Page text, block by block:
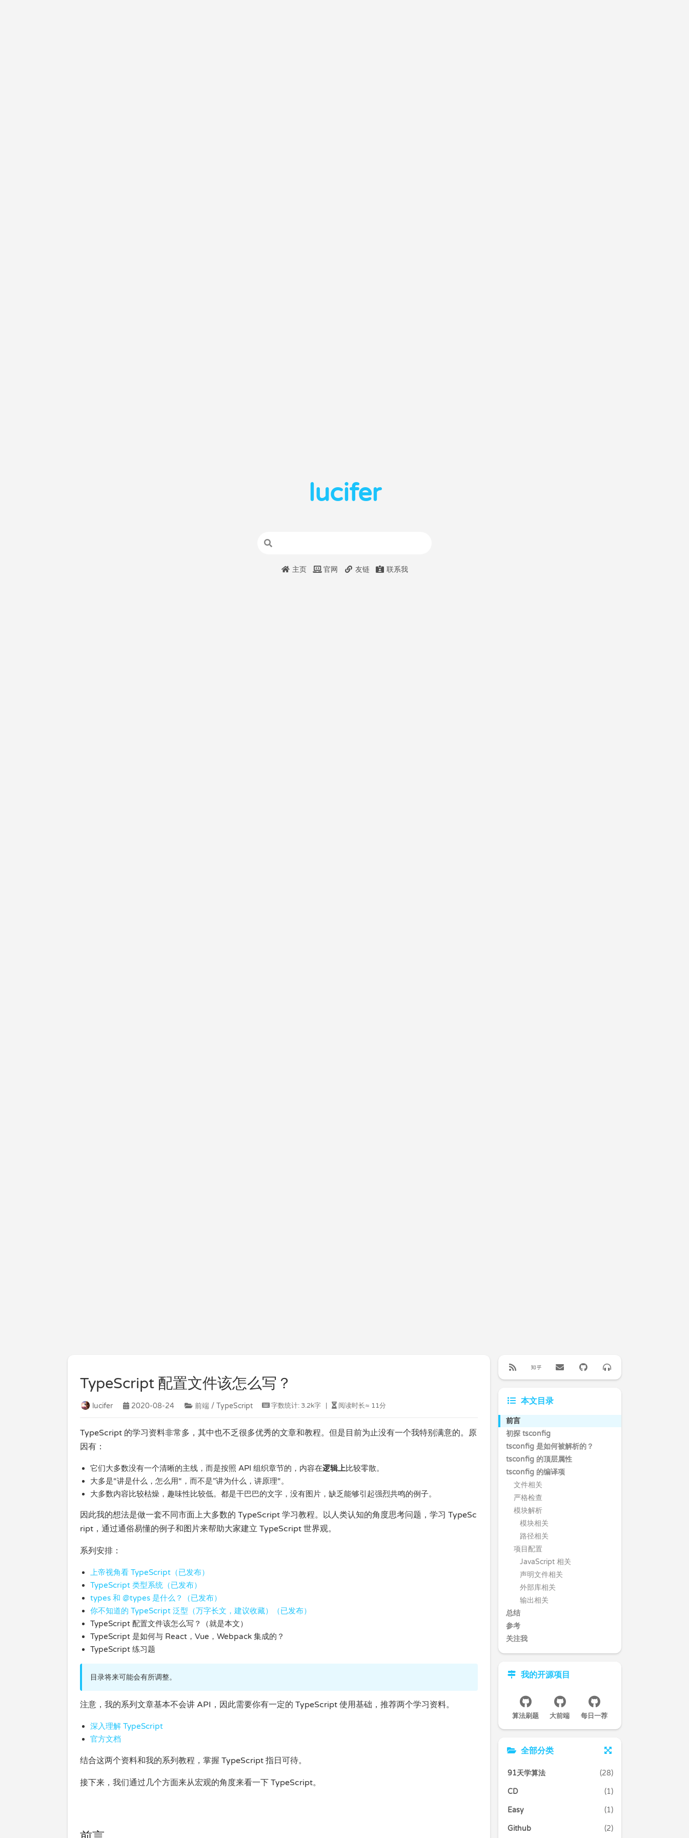
lucifer
主页 官网 友链 联系我
TypeScript 配置文件该怎么写？
lucifer 2020-08-24 前端 / TypeScript 字数统计: 3.2k字 阅读时长≈ 11分
TypeScript 的学习资料非常多，其中也不乏很多优秀的文章和教程。但是目前为止没有一个我特别满意的。原
因有：
它们大多数没有一个清晰的主线，而是按照 API 组织章节的，内容在逻辑上比较零散。
大多是“讲是什么，怎么用“，而不是”讲为什么，讲原理“。
大多数内容比较枯燥，趣味性比较低。都是干巴巴的文字，没有图片，缺乏能够引起强烈共鸣的例子。
因此我的想法是做一套不同市面上大多数的 TypeScript 学习教程。以人类认知的角度思考问题，学习 TypeSc
ript，通过通俗易懂的例子和图片来帮助大家建立 TypeScript 世界观。
系列安排：
上帝视角看 TypeScript（已发布）
TypeScript 类型系统（已发布）
types 和 @types 是什么？（已发布）
你不知道的 TypeScript 泛型（万字长文，建议收藏）（已发布）
TypeScript 配置文件该怎么写？（就是本文）
TypeScript 是如何与 React，Vue，Webpack 集成的？
TypeScript 练习题
目录将来可能会有所调整。
注意，我的系列文章基本不会讲 API，因此需要你有一定的 TypeScript 使用基础，推荐两个学习资料。
深入理解 TypeScript
官方文档
结合这两个资料和我的系列教程，掌握 TypeScript 指日可待。
接下来，我们通过几个方面来从宏观的角度来看一下 TypeScript。
本文目录
前言
初探 tsconfig
tsconfig 是如何被解析的？
tsconfig 的顶层属性
tsconfig 的编译项
文件相关
严格检查
模块解析
模块相关
路径相关
项目配置
JavaScript 相关
声明文件相关
外部库相关
输出相关
总结
参考
关注我
我的开源项目
算法刷题 大前端 每日一荐
全部分类
91天学算法 (28)
CD (1)
Easy (1)
Github (2)